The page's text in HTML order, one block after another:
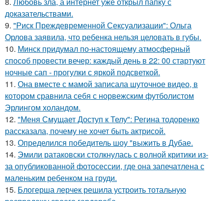
доказательствами.
9. "Риск Преждевременной Сексуализации": Ольга
Орлова заявила, что ребенка нельзя целовать в губы.
10. Минск придумал по-настоящему атмосферный
способ провести вечер: каждый день в 22: 00 стартуют
ночные сап - прогулки с яркой подсветкой.
11. Она вместе с мамой записала шуточное видео, в
котором сравнила себя с норвежским футболистом
Эрлингом холандом.
12. "Меня Смущает Доступ к Телу": Регина тодоренко
рассказала, почему не хочет быть актрисой.
13. Определился победитель шоу "выжить в Дубае.
14. Эмили ратаковски столкнулась с волной критики из-
за опубликованной фотосессии, где она запечатлена с
маленьким ребенком на груди.
15. Блогерша лерчек решила устроить тотальную